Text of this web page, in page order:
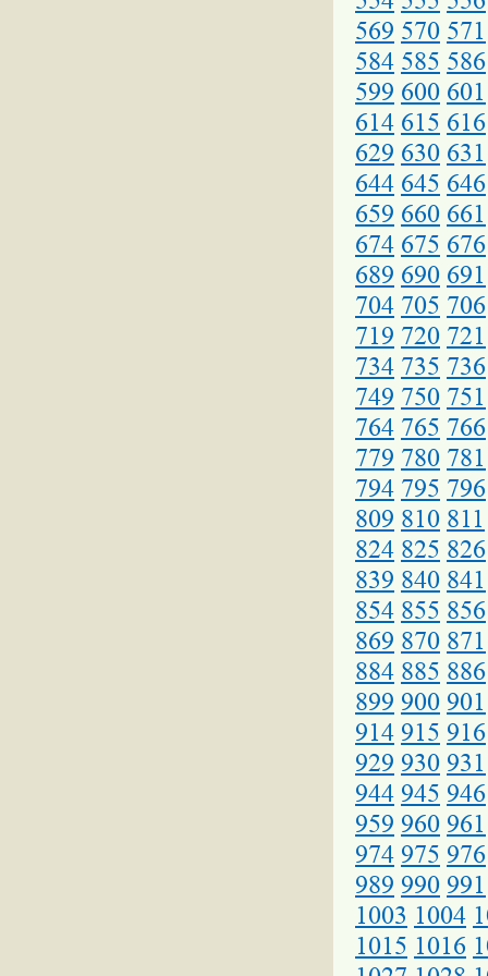
569 570 571
584 585 586
599 600 601
614 615 616
629 630 631
644 645 646
659 660 661
674 675 676
689 690 691
704 705 706
719 720 721
734 735 736
749 750 751
764 765 766
779 780 781
794 795 796
809 810 811
824 825 826
839 840 841
854 855 856
869 870 871
884 885 886
899 900 901
914 915 916
929 930 931
944 945 946
959 960 961
974 975 976
989 990 991
1003 1004
1015 1016